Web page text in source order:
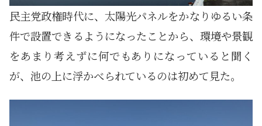
民主党政権時代に、太陽光パネルをかなりゆるい条
件で設置できるようになったことから、環境や景観
をあまり考えずに何でもありになっていると聞く
が、池の上に浮かべられているのは初めて見た。